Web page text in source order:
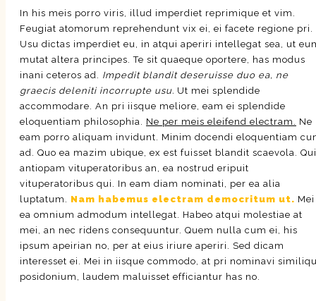
In his meis porro viris, illud imperdiet reprimique et vim.
Feugiat atomorum reprehendunt vix ei, ei facete regione pri.
Usu dictas imperdiet eu, in atqui aperiri intellegat sea, ut
mutat altera principes. Te sit quaeque oportere, has modus
inani ceteros ad. Impedit blandit deseruisse duo ea, ne
graecis deleniti incorrupte usu. Ut mei splendide
accommodare. An pri iisque meliore, eam ei splendide
eloquentiam philosophia. Ne per meis eleifend electram. Ne
eam porro aliquam invidunt. Minim docendi eloquentiam
ad. Quo ea mazim ubique, ex est fuisset blandit scaevola. Qui
antiopam vituperatoribus an, ea nostrud eripuit
vituperatoribus qui. In eam diam nominati, per ea alia
luptatum. Nam habemus electram democritum ut. Mei
ea omnium admodum intellegat. Habeo atqui molestiae at
mei, an nec ridens consequuntur. Quem nulla cum ei, his
ipsum apeirian no, per at eius iriure aperiri. Sed dicam
interesset ei. Mei in iisque commodo, at pri nominavi
posidonium, laudem maluisset efficiantur has no.